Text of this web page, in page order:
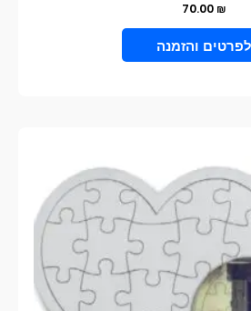
70.00 ₪
VIEW PRODUCT
יש
מספר
סוגים.
ניתן
לבחור
את